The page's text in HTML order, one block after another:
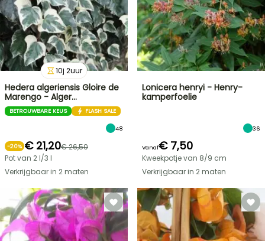
10j 2uur
Hedera algeriensis Gloire de
Marengo - Alger…
BETROUWBARE KEUS FLASH SALE
48
-20% € 21,20€ 26,50
Pot van 2 l/3 l
Verkrijgbaar in 2 maten
Lonicera henryi - Henry-
kamperfoelie
36
Vanaf€ 7,50
Kweekpotje van 8/9 cm
Verkrijgbaar in 2 maten